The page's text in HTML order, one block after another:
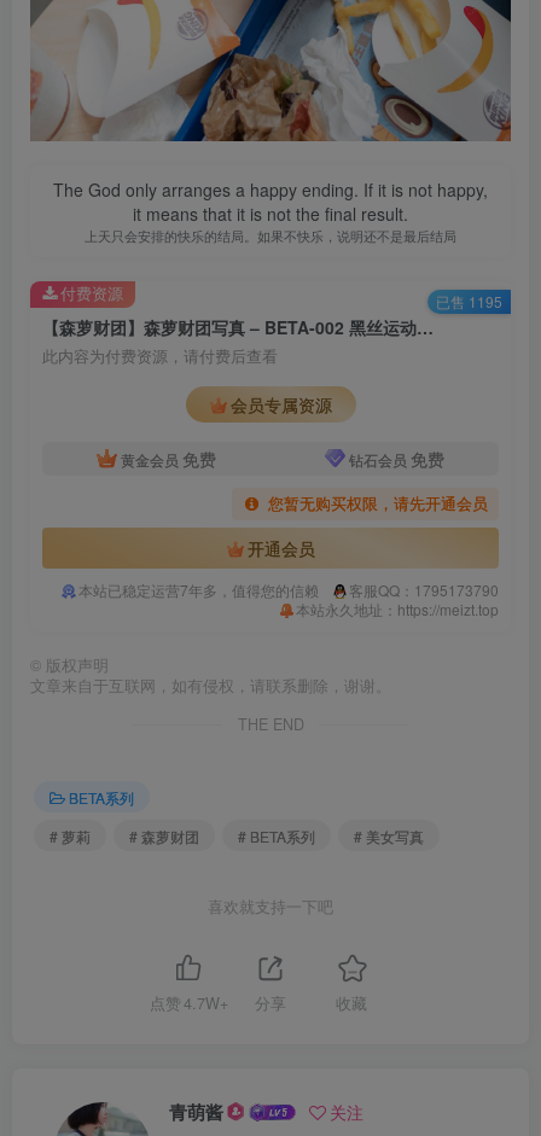
The God only arranges a happy ending. If it is not happy,
it means that it is not the final result.
上天只会安排的快乐的结局。如果不快乐，说明还不是最后结局
【森萝财团】森萝财团写真 – BETA-002 黑丝运动风 [77P-423MB]
此内容为付费资源，请付费后查看
会员专属资源
黄金会员 免费 钻石会员 免费
您暂无购买权限，请先开通会员
开通会员
本站已稳定运营7年多，值得您的信赖
客服QQ：1795173790
本站永久地址：https://meizt.top
付费资源 已售 1195
© 版权声明
文章来自于互联网，如有侵权，请联系删除，谢谢。
THE END
BETA系列
# 萝莉
# 森萝财团 # BETA系列 # 美女写真
喜欢就支持一下吧
点赞 4.7W+ 分享 收藏
青萌酱 关注